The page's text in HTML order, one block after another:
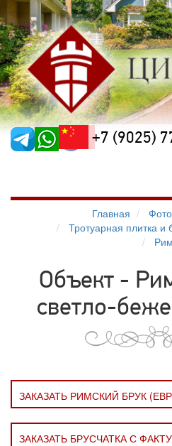
+7 (9025)
Главная
Тротуарная плитка и
Объект -
светло-
ЗАКАЗАТЬ РИМСКИЙ БРУК
ЗАКАЗАТЬ БРУСЧАТКА С